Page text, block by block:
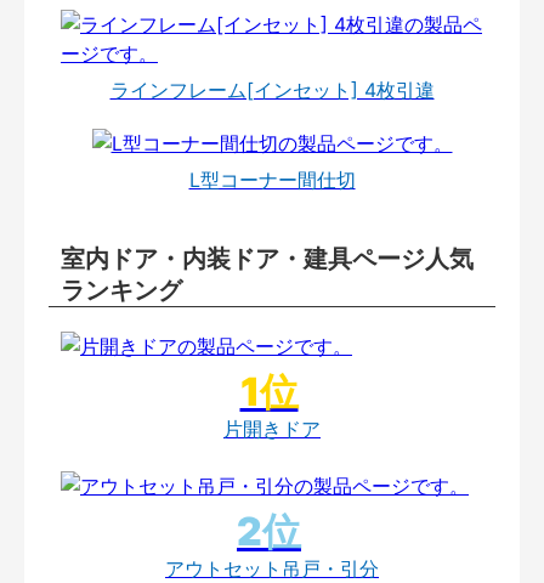
ラインフレーム[インセット] 4枚引違
L型コーナー間仕切
室内ドア・内装ドア・建具ページ人気
ランキング
片開きドア
アウトセット吊戸・引分